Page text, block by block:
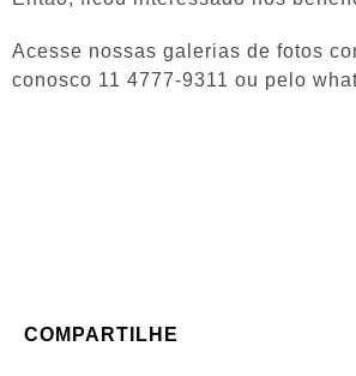
Acesse nossas galerias de fotos
conosco 11 4777-9311 ou pelo
COMPARTILHE